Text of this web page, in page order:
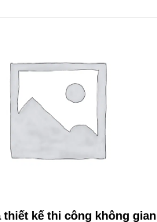
kế thi công không gian